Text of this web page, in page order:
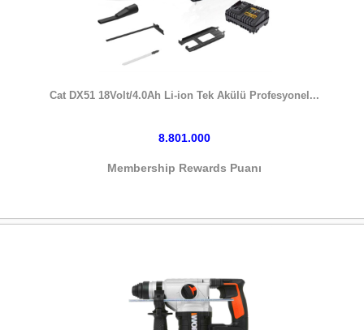
Cat DX51 18Volt/4.0Ah Li-ion Tek Akülü Profesyonel...
8.801.000
Membership Rewards Puanı